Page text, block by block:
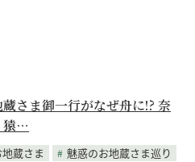
さま御一行がなぜ舟に!? 奈
猿…
地蔵さま
魅惑のお地蔵さま巡り